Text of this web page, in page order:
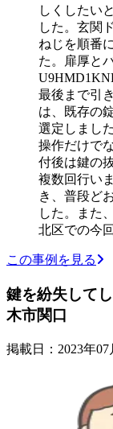
しくしたい
した。玄関
ねじを順番
た。扉厚と
最後まで引
は、既存の
選定しまし
操作だけで
付後は鍵の
複数回行い
き、普段ど
した。また
北区での今
この事例を見る
鍵を紛失して
木市関口
掲載日：2023年07